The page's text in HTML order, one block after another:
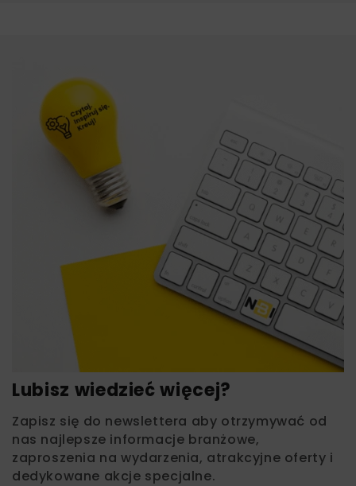
Lubisz wiedzieć więcej?
Zapisz się do newslettera aby otrzymywać od
nas najlepsze informacje branżowe,
zaproszenia na wydarzenia, atrakcyjne oferty i
dedykowane akcje specjalne.